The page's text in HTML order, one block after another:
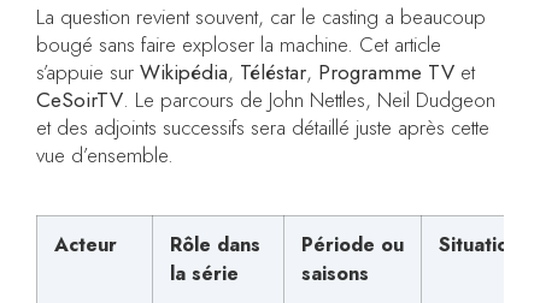
La question revient souvent, car le casting a beaucoup
bougé sans faire exploser la machine. Cet article
s’appuie sur Wikipédia, Téléstar, Programme TV et
CeSoirTV. Le parcours de John Nettles, Neil Dudgeon
et des adjoints successifs sera détaillé juste après cette
vue d’ensemble.
Acteur
Rôle dans
la série
Période ou
saisons
Situation